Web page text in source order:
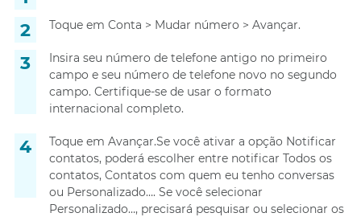
Toque em Conta > Mudar número > Avançar.
Insira seu número de telefone antigo no primeiro
campo e seu número de telefone novo no segundo
campo. Certifique-se de usar o formato
internacional completo.
Toque em Avançar.Se você ativar a opção Notificar
contatos, poderá escolher entre notificar Todos os
contatos, Contatos com quem eu tenho conversas
ou Personalizado…. Se você selecionar
Personalizado…, precisará pesquisar ou selecionar os